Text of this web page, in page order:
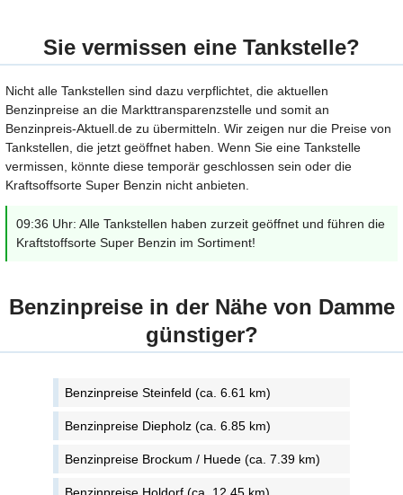
Sie vermissen eine Tankstelle?
Nicht alle Tankstellen sind dazu verpflichtet, die aktuellen
Benzinpreise an die Markttransparenzstelle und somit an
Benzinpreis-Aktuell.de zu übermitteln. Wir zeigen nur die Preise von
Tankstellen, die jetzt geöffnet haben. Wenn Sie eine Tankstelle
vermissen, könnte diese temporär geschlossen sein oder die
Kraftsoffsorte Super Benzin nicht anbieten.
09:36 Uhr: Alle Tankstellen haben zurzeit geöffnet und führen die
Kraftstoffsorte Super Benzin im Sortiment!
Benzinpreise in der Nähe von Damme
günstiger?
Benzinpreise Steinfeld (ca. 6.61 km)
Benzinpreise Diepholz (ca. 6.85 km)
Benzinpreise Brockum / Huede (ca. 7.39 km)